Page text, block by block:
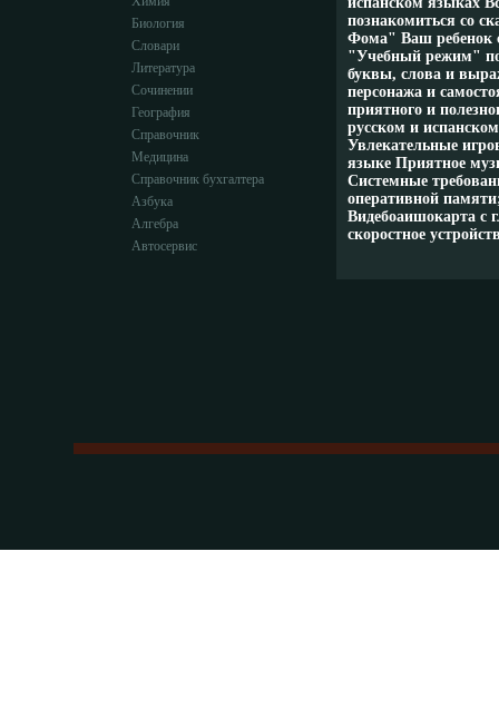
Биология
Словари
Литература
Сочинении
География
Справочник
Медицина
Справочник бухгалтера
Азбука
Алгебра
Автосервис
познакомиться со
Фома" Ваш ребенок
"Учебный режим"
буквы, слова и
персонажа и
приятного и
русском и
Увлекательные
языке Приятное
Системные
оперативной
Видебоаишокарта с
скоростное